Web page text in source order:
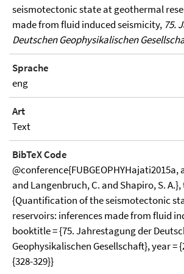
seismotectonic state at geothermal
made from fluid induced seismicity, 75.
Deutschen Geophysikalischen
Sprache
eng
Art
Text
BibTeX Code
@conference{FUBGEOPHYHajati2015a,
and Langenbruch, C. and Shapiro, S.
{Quantification of the seismotectonic
reservoirs: inferences made from fluid
booktitle = {75. Jahrestagung der
Geophysikalischen Gesellschaft}, year =
{328-329}}